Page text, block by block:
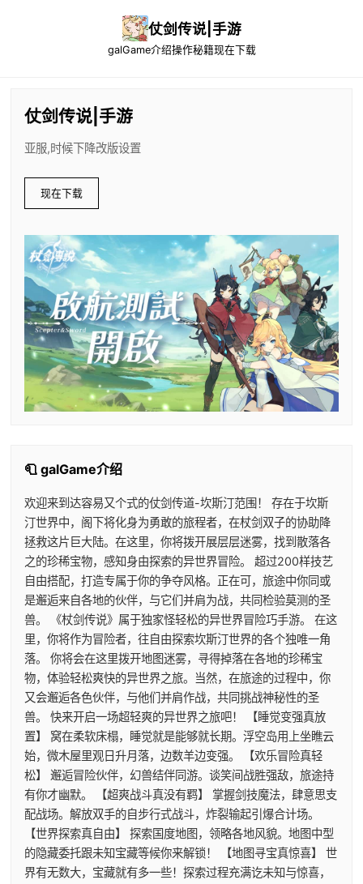
仗剑传说|手游
galGame介绍操作秘籍现在下载
仗剑传说|手游
亚服,时候下降改版设置
现在下载
🧻 galGame介绍
欢迎来到达容易又个式的仗剑传道-坎斯汀范围！ 存在于坎斯
汀世界中，阁下将化身为勇敢的旅程者，在杖剑双子的协助降
拯救这片巨大陆。在这里，你将拨开展层层迷雾，找到散落各
之的珍稀宝物，感知身由探索的异世界冒险。 超过200样技艺
自由搭配，打造专属于你的争夺风格。正在可，旅途中你同或
是邂逅来自各地的伙伴，与它们并肩为战，共同检验莫测的圣
兽。 《杖剑传说》属于独家怪轻松的异世界冒险巧手游。 在这
里，你将作为冒险者，往自由探索坎斯汀世界的各个独唯一角
落。 你将会在这里拨开地图迷雾，寻得掉落在各地的珍稀宝
物，体验轻松爽快的异世界之旅。当然，在旅途的过程中，你
又会邂逅各色伙伴，与他们并肩作战，共同挑战神秘性的圣
兽。 快来开启一场超轻爽的异世界之旅吧！ 【睡觉变强真放
置】 窝在柔软床榻，睡觉就是能够就长期。浮空岛用上坐瞧云
始，微木屋里观日升月落，边数羊边变强。 【欢乐冒险真轻
松】 邂逅冒险伙伴，幻兽结伴同游。谈笑间战胜强敌，旅途持
有你才幽默。 【超爽战斗真没有羁】 掌握剑技魔法，肆意思支
配战场。解放双手的自步行式战斗，炸裂输起引爆合计场。
【世界探索真自由】 探索国度地图，领略各地风貌。地图中型
的隐藏委托跟未知宝藏等候你来解锁！ 【地图寻宝真惊喜】 世
界有无数大，宝藏就有多一些！探索过程充满讫未知与惊喜，